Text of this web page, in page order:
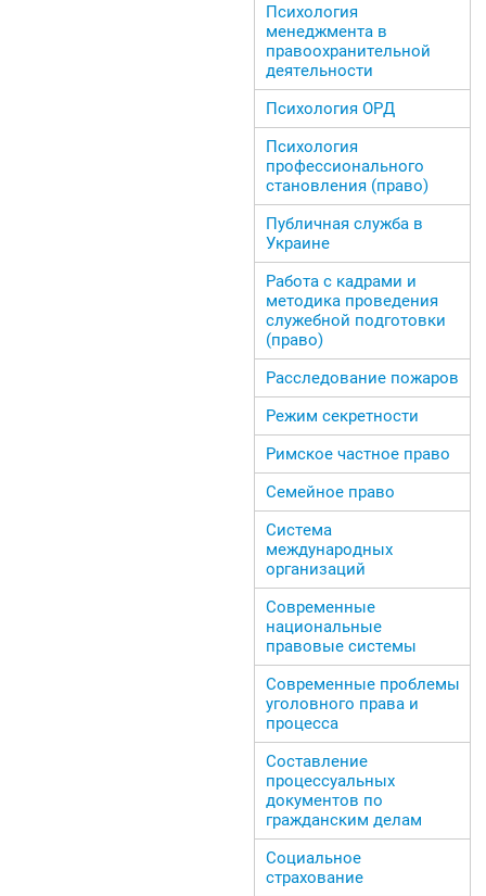
Психология
менеджмента в
правоохранительной
деятельности
Психология ОРД
Психология
профессионального
становления (право)
Публичная служба в
Украине
Работа с кадрами и
методика проведения
служебной подготовки
(право)
Расследование пожаров
Режим секретности
Римское частное право
Семейное право
Система
международных
организаций
Современные
национальные
правовые системы
Современные проблемы
уголовного права и
процесса
Составление
процессуальных
документов по
гражданским делам
Социальное
страхование